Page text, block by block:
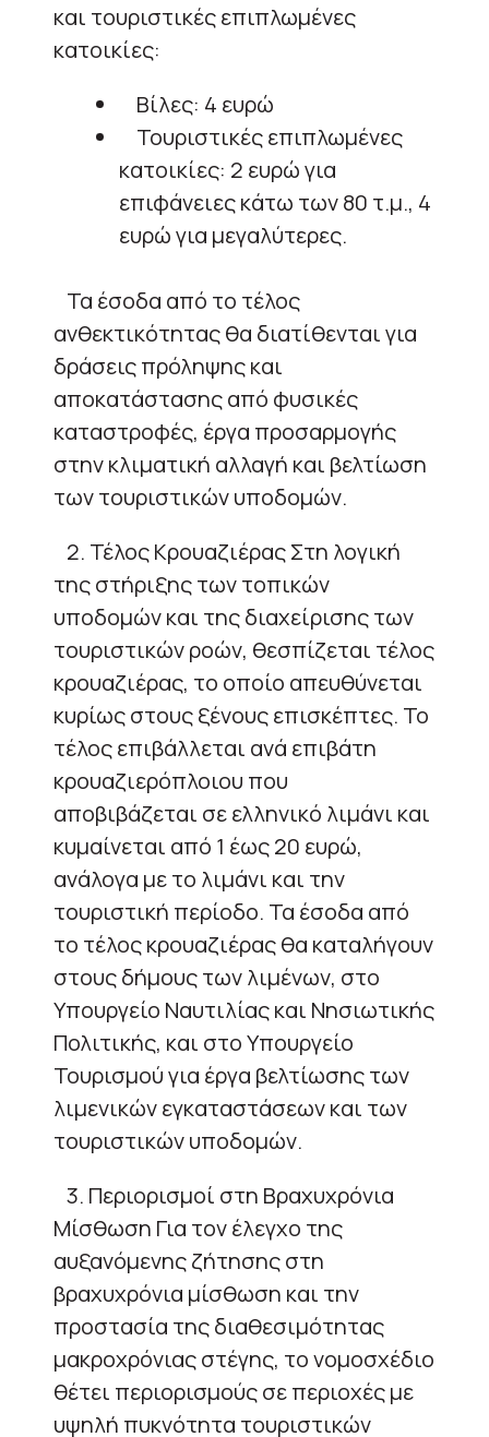
και τουριστικές επιπλωμένες
κατοικίες:
Βίλες: 4 ευρώ
Τουριστικές επιπλωμένες
κατοικίες: 2 ευρώ για
επιφάνειες κάτω των 80 τ.μ., 4
ευρώ για μεγαλύτερες.
Τα έσοδα από το τέλος
ανθεκτικότητας θα διατίθενται για
δράσεις πρόληψης και
αποκατάστασης από φυσικές
καταστροφές, έργα προσαρμογής
στην κλιματική αλλαγή και βελτίωση
των τουριστικών υποδομών.
2. Τέλος Κρουαζιέρας Στη λογική
της στήριξης των τοπικών
υποδομών και της διαχείρισης των
τουριστικών ροών, θεσπίζεται τέλος
κρουαζιέρας, το οποίο απευθύνεται
κυρίως στους ξένους επισκέπτες. Το
τέλος επιβάλλεται ανά επιβάτη
κρουαζιερόπλοιου που
αποβιβάζεται σε ελληνικό λιμάνι και
κυμαίνεται από 1 έως 20 ευρώ,
ανάλογα με το λιμάνι και την
τουριστική περίοδο. Τα έσοδα από
το τέλος κρουαζιέρας θα καταλήγουν
στους δήμους των λιμένων, στο
Υπουργείο Ναυτιλίας και Νησιωτικής
Πολιτικής, και στο Υπουργείο
Τουρισμού για έργα βελτίωσης των
λιμενικών εγκαταστάσεων και των
τουριστικών υποδομών.
3. Περιορισμοί στη Βραχυχρόνια
Μίσθωση Για τον έλεγχο της
αυξανόμενης ζήτησης στη
βραχυχρόνια μίσθωση και την
προστασία της διαθεσιμότητας
μακροχρόνιας στέγης, το νομοσχέδιο
θέτει περιορισμούς σε περιοχές με
υψηλή πυκνότητα τουριστικών